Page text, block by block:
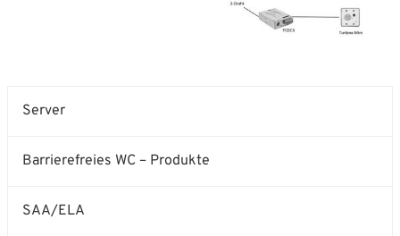
Server
Barrierefreies WC – Produkte
SAA/ELA